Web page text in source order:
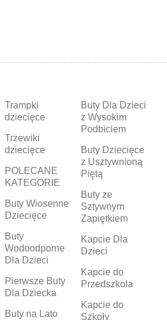
Trampki
dziecięce
Trzewiki
dziecięce
POLECANE
KATEGORIE
Buty Wiosenne
Dziecięce
Buty
Wodoodporne
Dla Dzieci
Pierwsze Buty
Dla Dziecka
Buty na Lato
Buty Dla Dzieci
z Wysokim
Podbiciem
Buty Dziecięce
z Usztywnioną
Piętą
Buty ze
Sztywnym
Zapiętkiem
Kapcie Dla
Dzieci
Kapcie do
Przedszkola
Kapcie do
Szkoły